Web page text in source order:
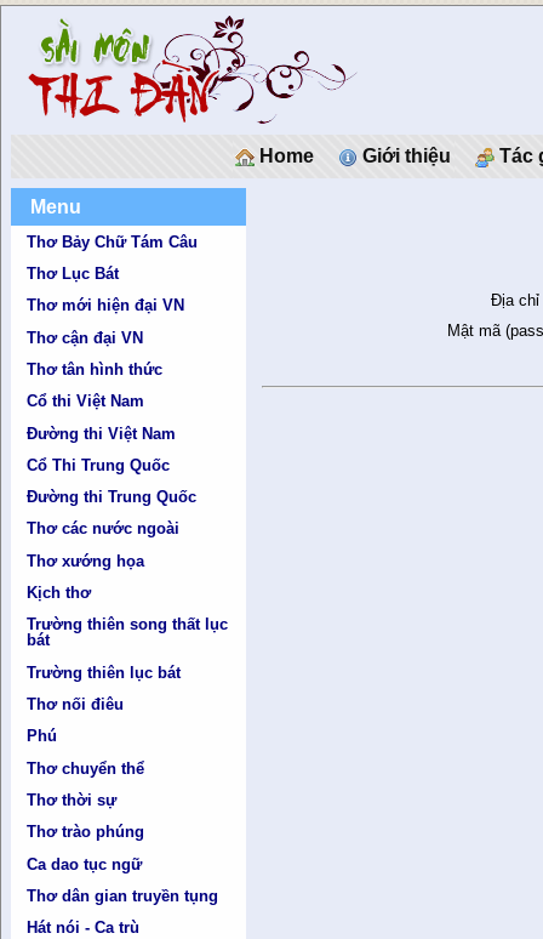
Home Giới thiệu Tác
Menu
Thơ Bảy Chữ Tám Câu
Thơ Lục Bát
Thơ mới hiện đại VN
Thơ cận đại VN
Thơ tân hình thức
Cổ thi Việt Nam
Đường thi Việt Nam
Cổ Thi Trung Quốc
Đường thi Trung Quốc
Thơ các nước ngoài
Thơ xướng họa
Kịch thơ
Trường thiên song thất lục
bát
Trường thiên lục bát
Thơ nối điêu
Phú
Thơ chuyển thể
Thơ thời sự
Thơ trào phúng
Ca dao tục ngữ
Thơ dân gian truyền tụng
Hát nói - Ca trù
Địa chỉ
Mật mã